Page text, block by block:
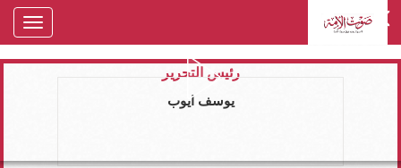
رئيس التحرير
يوسف ايوب